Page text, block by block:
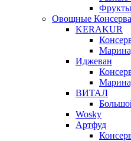
Овощные
KERAKUR
Иджеван
ВИТАЛ
Wosky
Артфуд